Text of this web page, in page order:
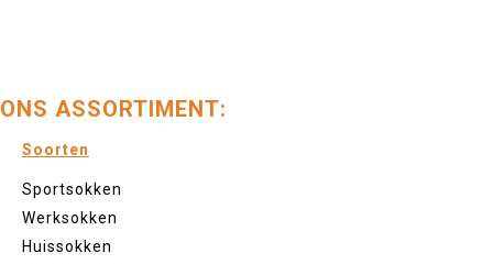
ONS ASSORTIMENT:
Soorten
Sportsokken
Werksokken
Huissokken